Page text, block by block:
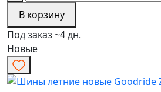
В корзину
Под заказ ~4 дн.
Новые